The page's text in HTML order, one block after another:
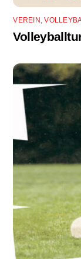
VEREIN ,